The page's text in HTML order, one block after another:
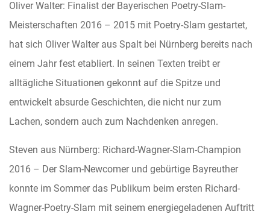
Oliver Walter: Finalist der Bayerischen Poetry-Slam-
Meisterschaften 2016 – 2015 mit Poetry-Slam gestartet,
hat sich Oliver Walter aus Spalt bei Nürnberg bereits nach
einem Jahr fest etabliert. In seinen Texten treibt er
alltägliche Situationen gekonnt auf die Spitze und
entwickelt absurde Geschichten, die nicht nur zum
Lachen, sondern auch zum Nachdenken anregen.
Steven aus Nürnberg: Richard-Wagner-Slam-Champion
2016 – Der Slam-Newcomer und gebürtige Bayreuther
konnte im Sommer das Publikum beim ersten Richard-
Wagner-Poetry-Slam mit seinem energiegeladenen Auftritt